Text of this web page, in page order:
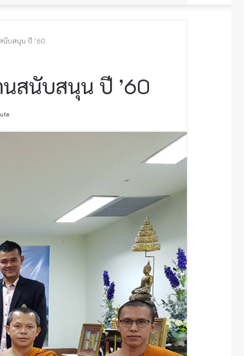
นับสนุน ปี ’60
สนับสนุน ปี ’60